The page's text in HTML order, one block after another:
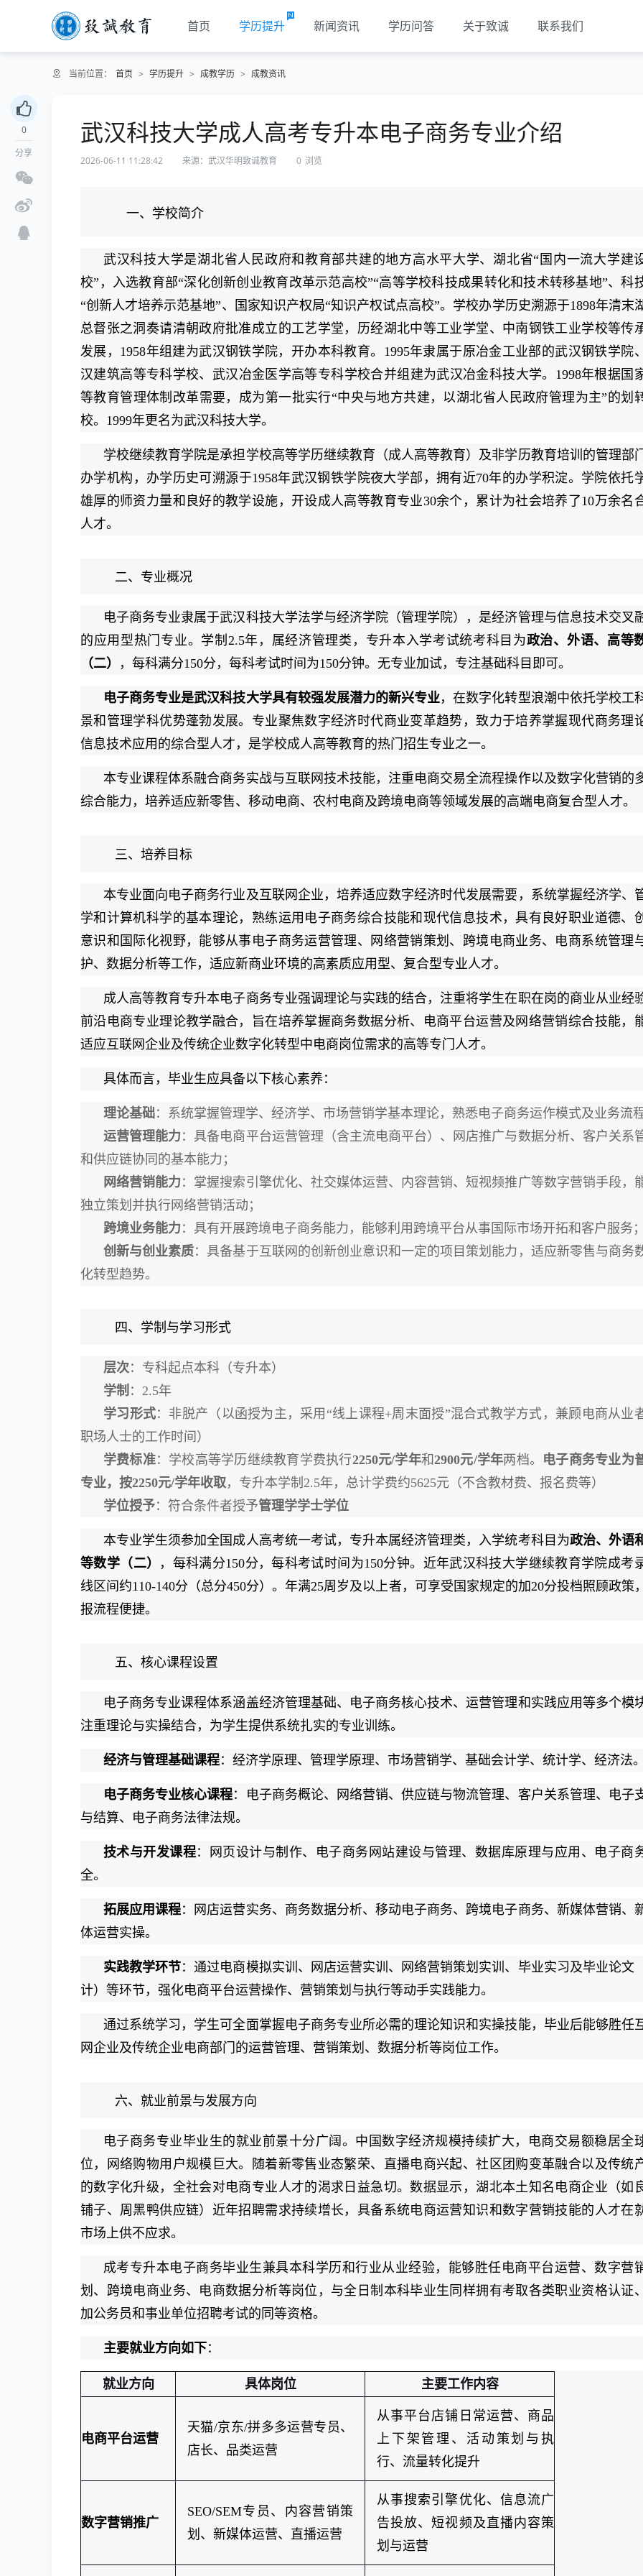
首页 学历提升 新闻资讯 学历问答 关于致诚 联系我们
当前位置： 首页 > 学历提升 > 成教学历 > 成教资讯
0
分享
武汉科技大学成人高考专升本电子商务专业介绍
2026-06-11 11:28:42 来源：武汉华明致诚教育 0 浏览
一、学校简介
武汉科技大学是湖北省人民政府和教育部共建的地方高水平大学、湖北省“国内一流大学建
校”，入选教育部“深化创新创业教育改革示范高校”“高等学校科技成果转化和技术转移基地”、科
“创新人才培养示范基地”、国家知识产权局“知识产权试点高校”。学校办学历史溯源于1898年清末
总督张之洞奏请清朝政府批准成立的工艺学堂，历经湖北中等工业学堂、中南钢铁工业学校等传
发展，1958年组建为武汉钢铁学院，开办本科教育。1995年隶属于原冶金工业部的武汉钢铁学院
汉建筑高等专科学校、武汉冶金医学高等专科学校合并组建为武汉冶金科技大学。1998年根据国
等教育管理体制改革需要，成为第一批实行“中央与地方共建，以湖北省人民政府管理为主”的划
校。1999年更名为武汉科技大学。
学校继续教育学院是承担学校高等学历继续教育（成人高等教育）及非学历教育培训的管理部
办学机构，办学历史可溯源于1958年武汉钢铁学院夜大学部，拥有近70年的办学积淀。学院依托
雄厚的师资力量和良好的教学设施，开设成人高等教育专业30余个，累计为社会培养了10万余名
人才。
二、专业概况
电子商务专业隶属于武汉科技大学法学与经济学院（管理学院），是经济管理与信息技术交叉
的应用型热门专业。学制2.5年，属经济管理类，专升本入学考试统考科目为政治、外语、高等
（二）
，每科满分150分，每科考试时间为150分钟。无专业加试，专注基础科目即可。
电子商务专业是武汉科技大学具有较强发展潜力的新兴专业，在数字化转型浪潮中依托学校工
景和管理学科优势蓬勃发展。专业聚焦数字经济时代商业变革趋势，致力于培养掌握现代商务理
信息技术应用的综合型人才，是学校成人高等教育的热门招生专业之一。
本专业课程体系融合商务实战与互联网技术技能，注重电商交易全流程操作以及数字化营销的
综合能力，培养适应新零售、移动电商、农村电商及跨境电商等领域发展的高端电商复合型人才。
三、培养目标
本专业面向电子商务行业及互联网企业，培养适应数字经济时代发展需要，系统掌握经济学、
学和计算机科学的基本理论，熟练运用电子商务综合技能和现代信息技术，具有良好职业道德、
意识和国际化视野，能够从事电子商务运营管理、网络营销策划、跨境电商业务、电商系统管理
护、数据分析等工作，适应新商业环境的高素质应用型、复合型专业人才。
成人高等教育专升本电子商务专业强调理论与实践的结合，注重将学生在职在岗的商业从业经
前沿电商专业理论教学融合，旨在培养掌握商务数据分析、电商平台运营及网络营销综合技能，
适应互联网企业及传统企业数字化转型中电商岗位需求的高等专门人才。
具体而言，毕业生应具备以下核心素养：
理论基础：系统掌握管理学、经济学、市场营销学基本理论，熟悉电子商务运作模式及业务流程
运营管理能力 ：具备电商平台运营管理（含主流电商平台）、网店推广与数据分析、客户关系
和供应链协同的基本能力；
网络营销能力 ：掌握搜索引擎优化、社交媒体运营、内容营销、短视频推广等数字营销手段，
独立策划并执行网络营销活动；
跨境业务能力 ：具有开展跨境电子商务能力，能够利用跨境平台从事国际市场开拓和客户服务；
创新与创业素质：具备基于互联网的创新创业意识和一定的项目策划能力，适应新零售与商务
化转型趋势。
四、学制与学习形式
层次：专科起点本科（专升本）
学制 ：2.5年
学习形式：非脱产（以函授为主，采用“线上课程+周末面授”混合式教学方式，兼顾电商从业
职场人士的工作时间）
学费标准：学校高等学历继续教育学费执行2250元/学年和2900元/学年两档。 电子商务专业为
专业，按2250元/学年收取，专升本学制2.5年，总计学费约5625元（不含教材费、报名费等）
学位授予：符合条件者授予管理学学士学位
本专业学生须参加全国成人高考统一考试，专升本属经济管理类，入学统考科目为政治、外语
等数学（二）
，每科满分150分，每科考试时间为150分钟。近年武汉科技大学继续教育学院成考
线区间约110-140分（总分450分）。年满25周岁及以上者，可享受国家规定的加20分投档照顾政策
报流程便捷。
五、核心课程设置
电子商务专业课程体系涵盖经济管理基础、电子商务核心技术、运营管理和实践应用等多个模块
注重理论与实操结合，为学生提供系统扎实的专业训练。
经济与管理基础课程：经济学原理、管理学原理、市场营销学、基础会计学、统计学、经济法。
电子商务专业核心课程：电子商务概论、网络营销、供应链与物流管理、客户关系管理、电子
与结算、电子商务法律法规。
技术与开发课程：网页设计与制作、电子商务网站建设与管理、数据库原理与应用、电子商
全。
拓展应用课程：网店运营实务、商务数据分析、移动电子商务、跨境电子商务、新媒体营销、
体运营实操。
实践教学环节：通过电商模拟实训、网店运营实训、网络营销策划实训、毕业实习及毕业论文
计）等环节，强化电商平台运营操作、营销策划与执行等动手实践能力。
通过系统学习，学生可全面掌握电子商务专业所必需的理论知识和实操技能，毕业后能够胜任
网企业及传统企业电商部门的运营管理、营销策划、数据分析等岗位工作。
六、就业前景与发展方向
电子商务专业毕业生的就业前景十分广阔。中国数字经济规模持续扩大，电商交易额稳居全
位，网络购物用户规模巨大。随着新零售业态繁荣、直播电商兴起、社区团购变革融合以及传统
的数字化升级，全社会对电商专业人才的渴求日益急切。数据显示，湖北本土知名电商企业（如
铺子、周黑鸭供应链）近年招聘需求持续增长，具备系统电商运营知识和数字营销技能的人才在
市场上供不应求。
成考专升本电子商务毕业生兼具本科学历和行业从业经验，能够胜任电商平台运营、数字营
划、跨境电商业务、电商数据分析等岗位，与全日制本科毕业生同样拥有考取各类职业资格认证
加公务员和事业单位招聘考试的同等资格。
主要就业方向如下 ：
就业方向 具体岗位 主要工作内容
电商平台运营
天猫/京东/拼多多运营专员、
店长、品类运营
从事平台店铺日常运营、商品
上下架管理、活动策划与执
行、流量转化提升
数字营销推广
SEO/SEM专员、内容营销策
划、新媒体运营、直播运营
从事搜索引擎优化、信息流广
告投放、短视频及直播内容策
划与运营